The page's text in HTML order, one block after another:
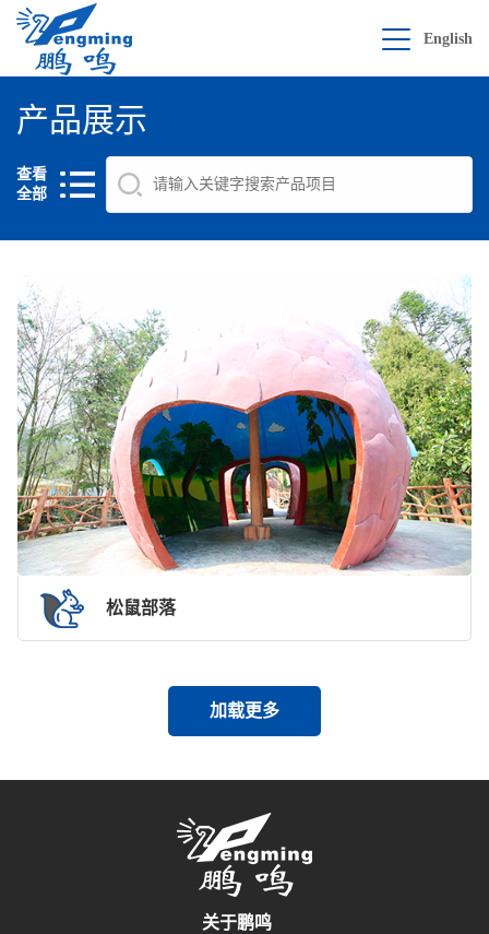
English
产品展示
查看
全部
松鼠部落
加载更多
关于鹏鸣